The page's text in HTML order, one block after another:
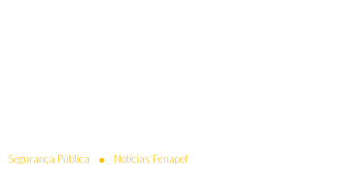
Segurança Pública Notícias Fenapef